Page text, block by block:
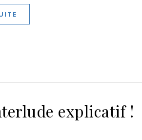
explicatif !